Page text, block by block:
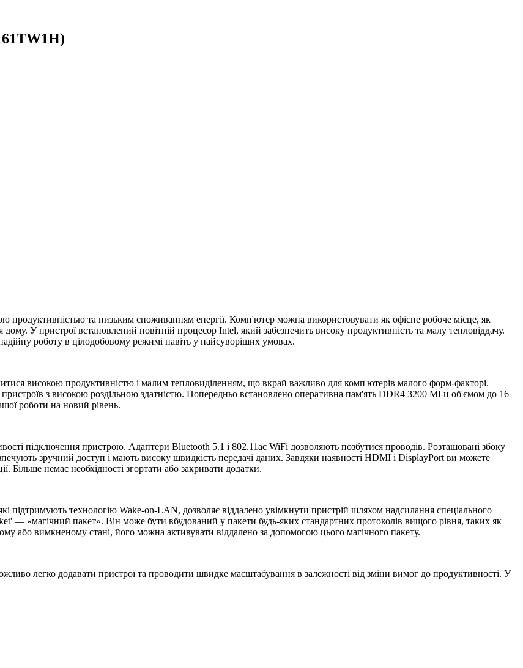
продуктивністью та низьким споживанням енергії. Комп'ютер можна використовувати як офісне робоче місце, як
У пристрої встановлений новітній процесор Intel, який забезпечить високу продуктивність та малу тепловіддачу.
роботу в цілодобовому режимі навіть у найсуворіших умовах.
високою продуктивністю і малим тепловиділенням, що вкрай важливо для комп'ютерів малого форм-факторі.
з високою роздільною здатністю. Попередньо встановлено оперативна пам'ять DDR4 3200 МГц об'ємом до 16
роботи на новий рівень.
підключення пристрою. Адаптери Bluetooth 5.1 і 802.11ac WiFi дозволяють позбутися проводів. Розташовані збоку
зручний доступ і мають високу швидкість передачі даних. Завдяки наявності HDMI і DisplayPort ви можете
Більше немає необхідності згортати або закривати додатки.
технологію Wake-on-LAN, дозволяє віддалено увімкнути пристрій шляхом надсилання спеціального
— «магічний пакет». Він може бути вбудований у пакети будь-яких стандартних протоколів вищого рівня, таких як
або вимкненому стані, його можна активувати віддалено за допомогою цього магічного пакету.
легко додавати пристрої та проводити швидке масштабування в залежності від зміни вимог до продуктивності. У